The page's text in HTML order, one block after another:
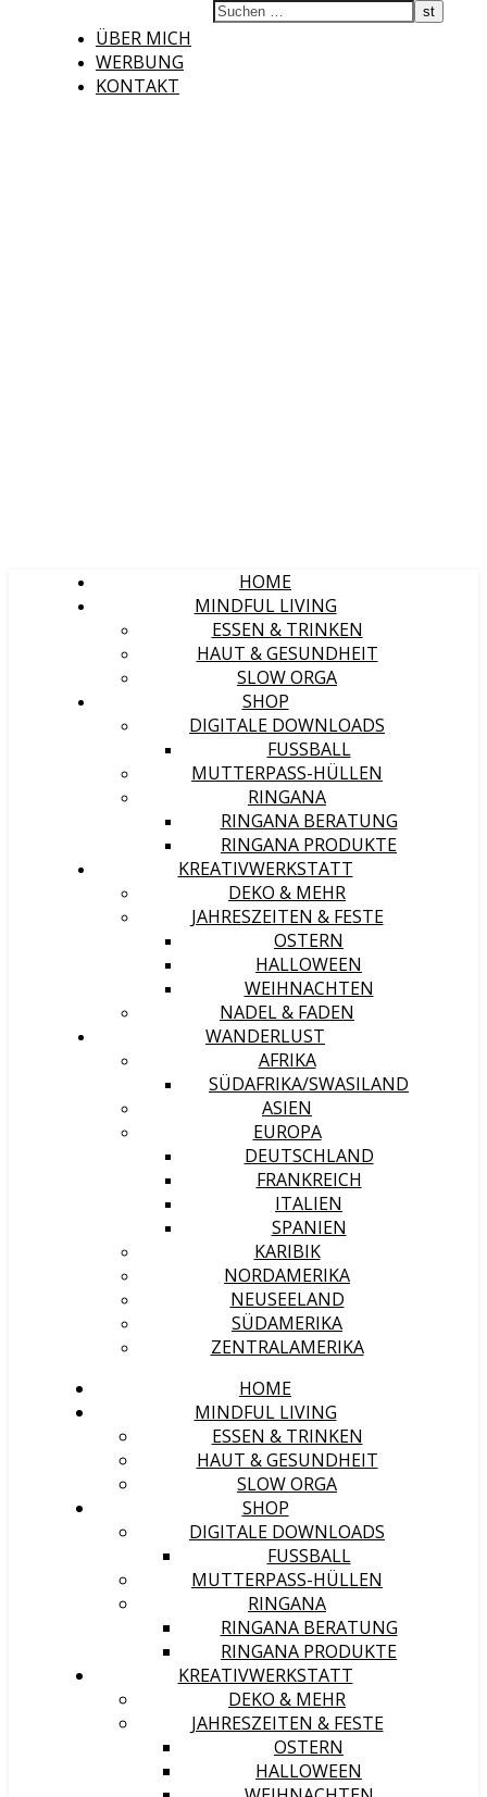
ÜBER MICH
WERBUNG
KONTAKT
HOME
MINDFUL LIVING
ESSEN & TRINKEN
HAUT & GESUNDHEIT
SLOW ORGA
SHOP
DIGITALE DOWNLOADS
FUSSBALL
MUTTERPASS-HÜLLEN
RINGANA
RINGANA BERATUNG
RINGANA PRODUKTE
KREATIVWERKSTATT
DEKO & MEHR
JAHRESZEITEN & FESTE
OSTERN
HALLOWEEN
WEIHNACHTEN
NADEL & FADEN
WANDERLUST
AFRIKA
SÜDAFRIKA/SWASILAND
ASIEN
EUROPA
DEUTSCHLAND
FRANKREICH
ITALIEN
SPANIEN
KARIBIK
NORDAMERIKA
NEUSEELAND
SÜDAMERIKA
ZENTRALAMERIKA
HOME
MINDFUL LIVING
ESSEN & TRINKEN
HAUT & GESUNDHEIT
SLOW ORGA
SHOP
DIGITALE DOWNLOADS
FUSSBALL
MUTTERPASS-HÜLLEN
RINGANA
RINGANA BERATUNG
RINGANA PRODUKTE
KREATIVWERKSTATT
DEKO & MEHR
JAHRESZEITEN & FESTE
OSTERN
HALLOWEEN